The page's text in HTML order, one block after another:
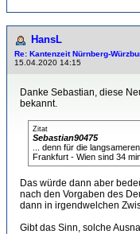
HansL
Re: Kantenzeit Nürnberg-
15.04.2020 14:15
Danke Sebastian, diese
bekannt.
Zitat
Sebastian90475
... denn für die
Frankfurt - Wien sind 34
Das würde dann aber
nach den Vorgaben des
dann in irgendwelchen
Gibt das Sinn, solche